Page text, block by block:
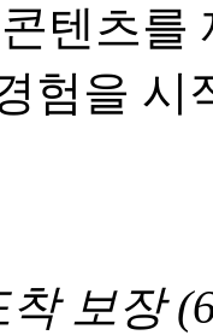
텐츠를
험을 시
착 보장(